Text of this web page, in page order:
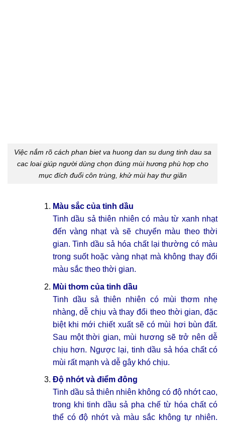
Việc nắm rõ cách phan biet va huong dan su dung tinh dau sa
cac loai giúp người dùng chọn đúng mùi hương phù hợp cho
mục đích đuổi côn trùng, khử mùi hay thư giãn
Màu sắc của tinh dầu
Tinh dầu sả thiên nhiên có màu từ xanh nhạt
đến vàng nhạt và sẽ chuyển màu theo thời
gian. Tinh dầu sả hóa chất lại thường có màu
trong suốt hoặc vàng nhạt mà không thay đổi
màu sắc theo thời gian.
Mùi thơm của tinh dầu
Tinh dầu sả thiên nhiên có mùi thơm nhẹ
nhàng, dễ chịu và thay đổi theo thời gian, đặc
biệt khi mới chiết xuất sẽ có mùi hơi bùn đất.
Sau một thời gian, mùi hương sẽ trở nên dễ
chịu hơn. Ngược lại, tinh dầu sả hóa chất có
mùi rất mạnh và dễ gây khó chịu.
Độ nhớt và điểm đông
Tinh dầu sả thiên nhiên không có độ nhớt cao,
trong khi tinh dầu sả pha chế từ hóa chất có
thể có độ nhớt và màu sắc không tự nhiên.